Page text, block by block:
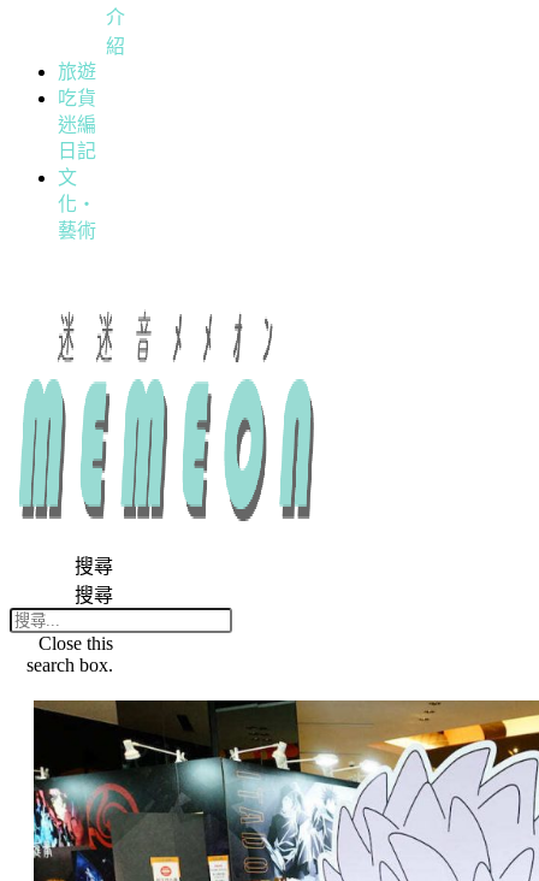
介
紹
旅遊
吃貨
迷編
日記
文
化・
藝術
搜尋
搜尋
Close this
search box.